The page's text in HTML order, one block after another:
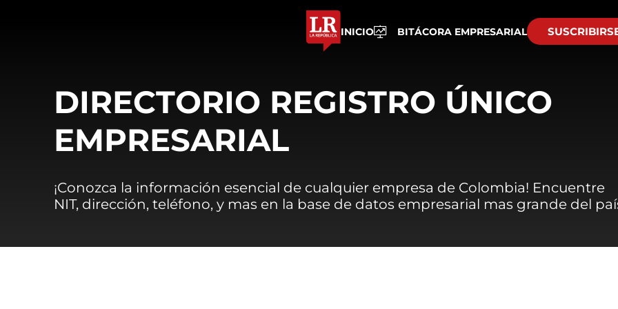
INICIO BITÁCORA EMPRESARIAL
DIRECTORIO REGISTRO ÚNICO
EMPRESARIAL
¡Conozca la información esencial de cualquier empresa de Colombia! Encuentre
NIT, dirección, teléfono, y mas en la base de datos empresarial mas grande del